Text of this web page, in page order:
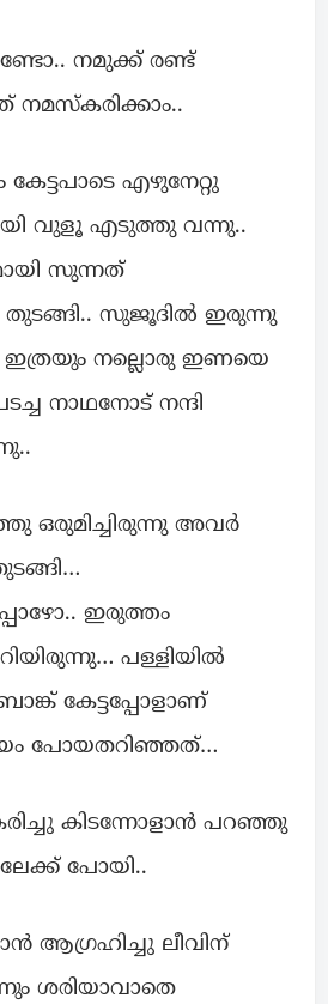
നമുക്ക് രണ്ട്‌
എഴുനേറ്റു
വുളൂ എടുത്തു വന്നു..
സുന്നത്
തുടങ്ങി.. സുജൂദിൽ ഇരുന്നു
നല്ലൊരു ഇണയെ
നാഥനോട് നന്ദി
ഒരുമിച്ചിരുന്നു അവർ
ഇരുത്തം
പള്ളിയിൽ
കേട്ടപ്പോളാണ്
പോയതറിഞ്ഞത്…
കിടന്നോളാൻ പറഞ്ഞു
പോയി..
ആഗ്രഹിച്ചു ലീവിന്
ശരിയാവാതെ